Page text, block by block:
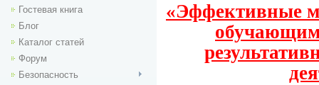
Гостевая книга
Блог
Каталог статей
Форум
Безопасность
«Эффективные